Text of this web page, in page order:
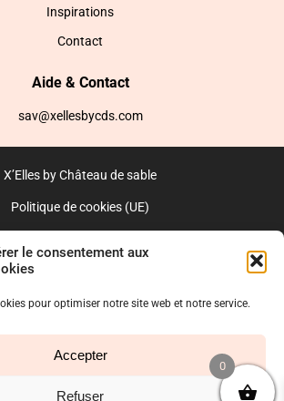
le consentement aux
pour optimiser notre site web et notre service.
Accepter
Refuser
Inspirations
Contact
Aide & Contact
sav@xellesbycds.com
X’Elles by Château de sable
Politique de cookies (UE)
par l’agence web :
0